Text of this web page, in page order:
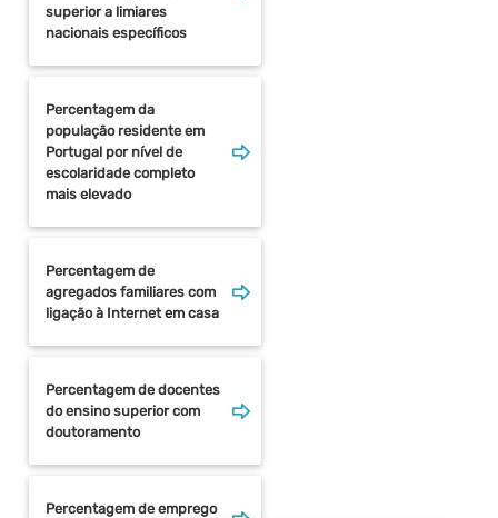
superior a limiares
nacionais específicos
Percentagem da
população residente em
Portugal por nível de
escolaridade completo
mais elevado
Percentagem de
agregados familiares com
ligação à Internet em casa
Percentagem de docentes
do ensino superior com
doutoramento
Percentagem de emprego